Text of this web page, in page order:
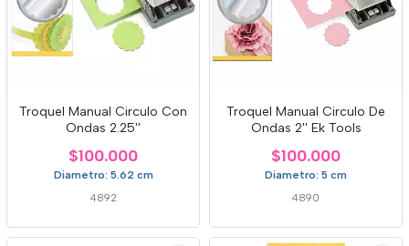
Troquel Manual Circulo Con
Ondas 2.25''
$100.000
Diametro: 5.62 cm
4892
Troquel Manual Circulo De
Ondas 2'' Ek Tools
$100.000
Diametro: 5 cm
4890